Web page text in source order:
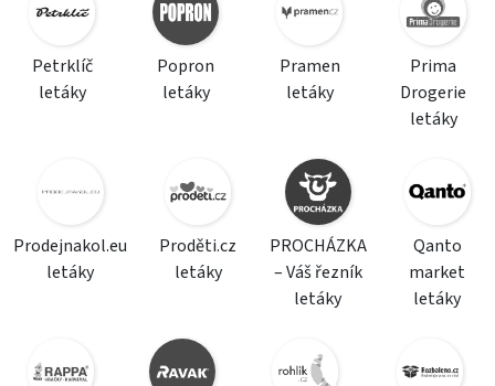
Petrklíč
letáky
Popron
letáky
Pramen
letáky
Prima
Drogerie
letáky
Prodejnakol.eu
letáky
Proděti.cz
letáky
PROCHÁZKA
– Váš řezník
letáky
Qanto
market
letáky